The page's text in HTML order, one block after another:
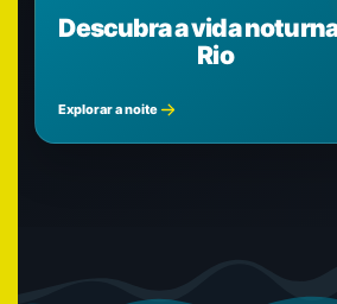
Descubra a vida
Rio
Explorar a noite